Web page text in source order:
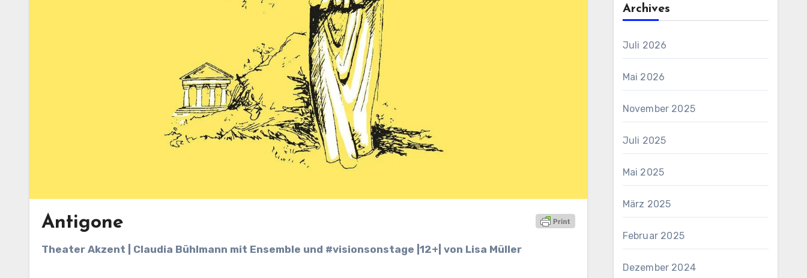
Antigone
Theater Akzent | Claudia Bühlmann mit Ensemble und #visionsonstage |12+| von Lisa Müller
Archives
Juli 2026
Mai 2026
November 2025
Juli 2025
Mai 2025
März 2025
Februar 2025
Dezember 2024